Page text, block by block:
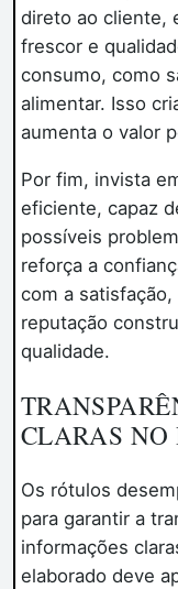
direto ao cliente,
frescor e
consumo, como
alimentar. Isso
aumenta o valor
Por fim, invista
eficiente, capaz
possíveis
reforça a
com a
reputação
qualidade.
CLARAS NO
Os rótulos
para garantir a
informações
elaborado deve